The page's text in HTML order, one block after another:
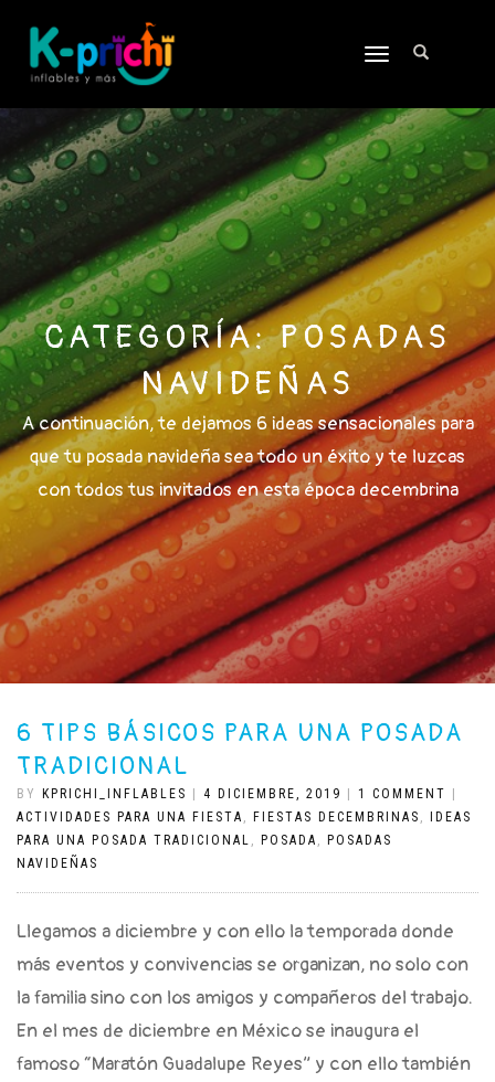
TOGGLE
CATEGORÍA:POSADAS
NAVIDEÑAS
A continuación, te dejamos 6 ideas sensacionales para
que tu posada navideña sea todo un éxito y te luzcas
con todos tus invitados en esta época decembrina
6 TIPS BÁSICOS PARA UNA POSADA
TRADICIONAL
BY KPRICHI_INFLABLES 4 DICIEMBRE, 2019 1 COMMENT
ACTIVIDADES PARA UNA FIESTA , FIESTAS DECEMBRINAS ,
IDEAS
PARA UNA POSADA TRADICIONAL , POSADA ,
POSADAS
NAVIDEÑAS
Llegamos a diciembre y con ello la temporada donde
más eventos y convivencias se organizan, no solo con
la familia sino con los amigos y compañeros del trabajo.
En el mes de diciembre en México se inaugura el
famoso “Maratón Guadalupe Reyes” y con ello también